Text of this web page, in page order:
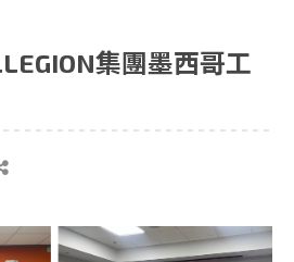
集團墨西哥工